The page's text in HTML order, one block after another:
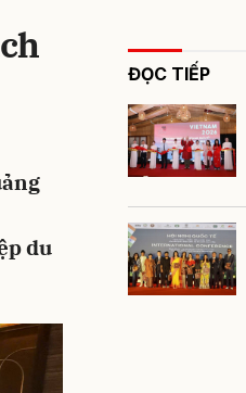
du
ĐỌC TIẾP
Gửi